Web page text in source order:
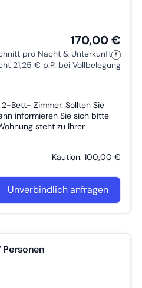
170,00 €
pro Nacht & Unterkunft
21,25 € p.P. bei Vollbelegung
Bett- Zimmer. Sollten Sie
informieren Sie sich bitte
steht zu Ihrer
Kaution: 100,00 €
Unverbindlich anfragen